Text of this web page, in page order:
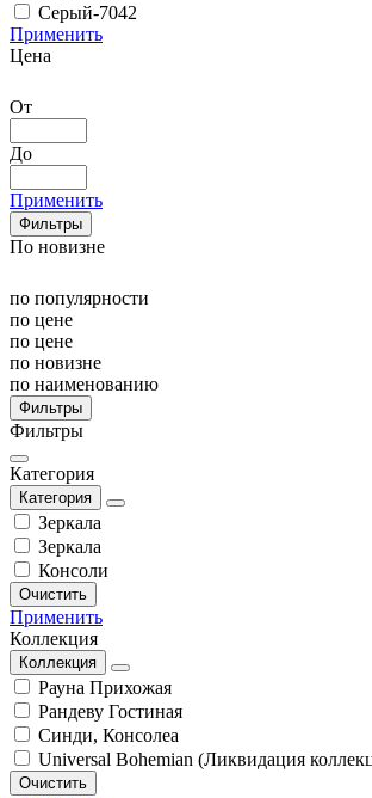
Серый-7042
Применить
Цена
От
До
Применить
Фильтры
По новизне
по популярности
по цене
по цене
по новизне
по наименованию
Фильтры
Фильтры
Категория
Категория
Зеркала
Зеркала
Консоли
Очистить
Применить
Коллекция
Коллекция
Рауна Прихожая
Рандеву Гостиная
Синди, Консолеа
Universal Bohemian (Ликвидация
Очистить